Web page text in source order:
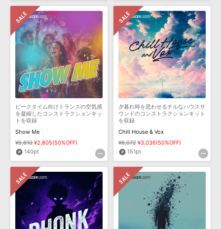
ピークタイム向けトランスの空気感
を凝縮したコンストラクションキッ
トを収録
Show Me
¥5,610 ¥2,805(50%OFF)
140pt
夕暮れ時を思わせるチルなハウスサ
ウンドのコンストラクションキット
を収録
Chill House & Vox
¥6,072 ¥3,036(50%OFF)
151pt